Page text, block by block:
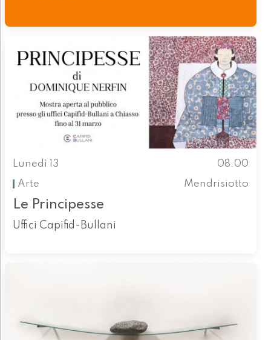
Lunedì 13
08.00
Arte
Mendrisiotto
Le Principesse
Uffici Capifid-Bullani